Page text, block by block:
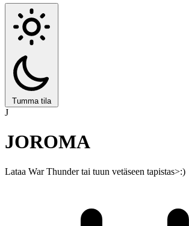
Tumma tila
J
JOROMA
Lataa War Thunder tai tuun vetäseen tapistas>:)